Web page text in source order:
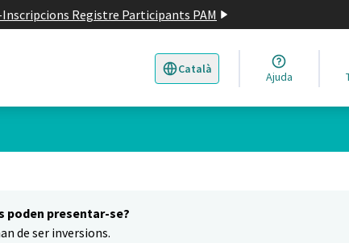
Inscripcions Registre Participants PAM
Català
Triar la llengua Elegir el idioma
Ajuda
poden presentar-se?
de ser inversions.